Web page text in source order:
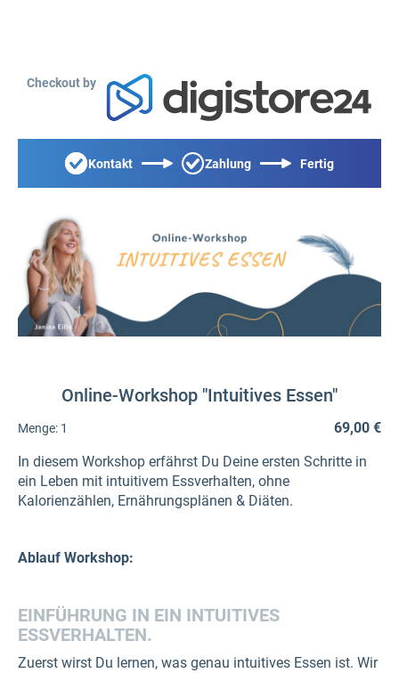
Checkout by
Kontakt Zahlung Fertig
Online-Workshop "Intuitives Essen"
Menge: 1
69,00 €
In diesem Workshop erfährst Du Deine ersten Schritte in
ein Leben mit intuitivem Essverhalten, ohne
Kalorienzählen, Ernährungsplänen & Diäten.
Ablauf Workshop:
EINFÜHRUNG IN EIN INTUITIVES
ESSVERHALTEN.
Zuerst wirst Du lernen, was genau intuitives Essen ist. Wir